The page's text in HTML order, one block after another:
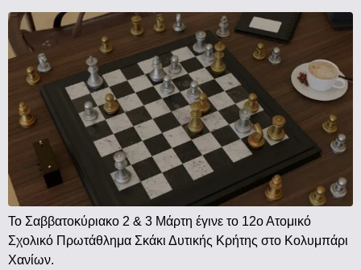
Το Σαββατοκύριακο 2 & 3 Μάρτη έγινε το 12ο Ατομικό
Σχολικό Πρωτάθλημα Σκάκι Δυτικής Κρήτης στο Κολυμπάρι
Χανίων.